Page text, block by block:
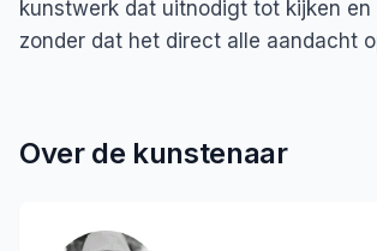
kunstwerk dat uitnodigt tot kijken en
zonder dat het direct alle aandacht
Over de kunstenaar